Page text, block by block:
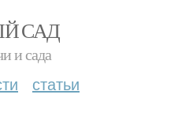
САД
и сада
статьи